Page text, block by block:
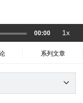
00:00 1x
系列文章